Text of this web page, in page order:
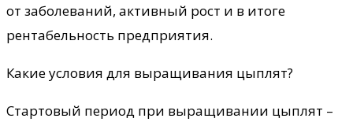
от заболеваний, активный рост и в итоге
рентабельность предприятия.
Какие условия для выращивания цыплят?
Стартовый период при выращивании цыплят –